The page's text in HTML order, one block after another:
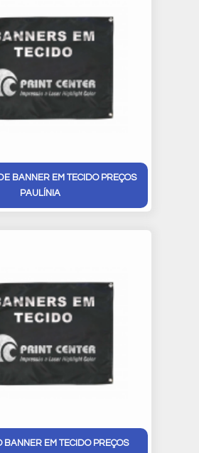
BANNER EM TECIDO PREÇOS
PAULÍNIA
BANNER EM TECIDO PREÇOS